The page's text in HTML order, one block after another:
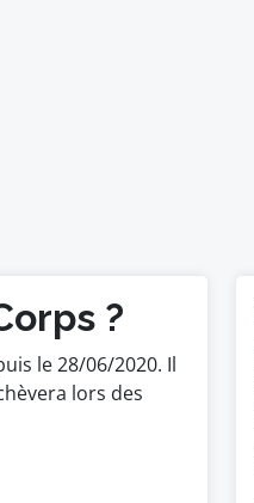
?
le 28/06/2020. Il
lors des